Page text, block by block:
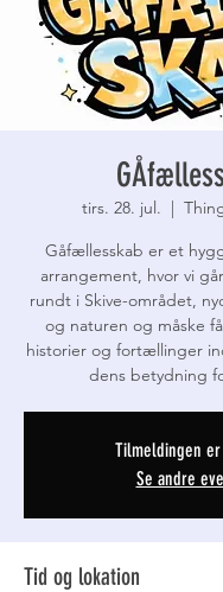
tirs. 28. jul.
  |
Gåfællesskab er et
arrangement, hvor vi
rundt i Skive-området,
og naturen og måske
historier og fortællinger
dens betydning
Tilmeldingen
Se andre
Tid og lokation